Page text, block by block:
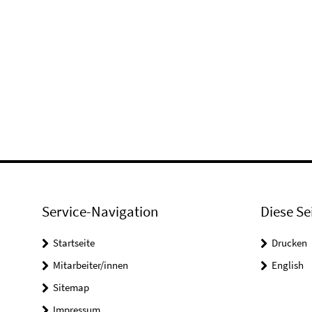
Service-Navigation
Startseite
Mitarbeiter/innen
Sitemap
Diese
Drucken
English